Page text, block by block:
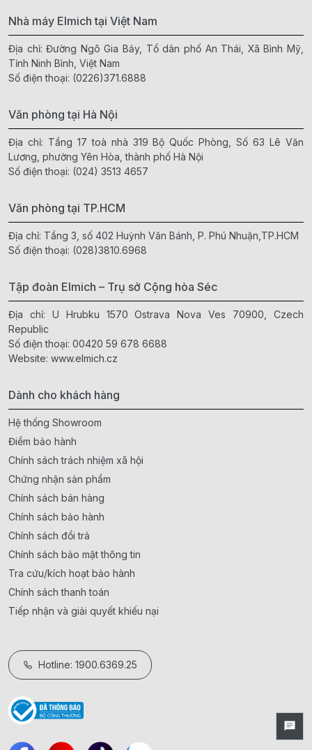
Nhà máy Elmich tại Việt Nam
Địa chỉ: Đường Ngô Gia Bảy, Tổ dân phố An Thái, Xã Bình Mỹ,
Tỉnh Ninh Bình, Việt Nam
Số điện thoại: (0226)371.6888
Văn phòng tại Hà Nội
Địa chỉ: Tầng 17 toà nhà 319 Bộ Quốc Phòng, Số 63 Lê Văn
Lương, phường Yên Hòa, thành phố Hà Nội
Số điện thoại: (024) 3513 4657
Văn phòng tại TP.HCM
Địa chỉ: Tầng 3, số 402 Huỳnh Văn Bánh, P. Phú Nhuận,TP.HCM
Số điện thoại: (028)3810.6968
Tập đoàn Elmich – Trụ sở Cộng hòa Séc
Địa chỉ: U Hrubku 1570 Ostrava Nova Ves 70900, Czech
Republic
Số điện thoại: 00420 59 678 6688
Website: www.elmich.cz
Dành cho khách hàng
Hệ thống Showroom
Điểm bảo hành
Chính sách trách nhiệm xã hội
Chứng nhận sản phẩm
Chính sách bán hàng
Chính sách bảo hành
Chính sách đổi trả
Chính sách bảo mật thông tin
Tra cứu/kích hoạt bảo hành
Chính sách thanh toán
Tiếp nhận và giải quyết khiếu nại
Hotline: 1900.6369.25